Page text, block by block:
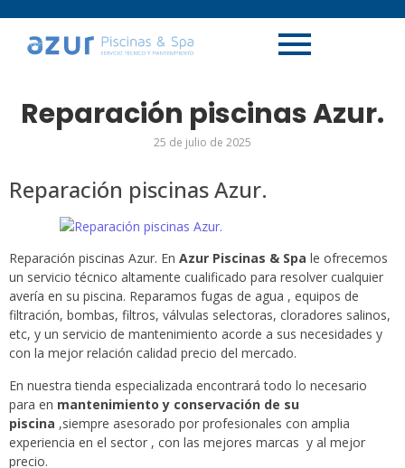
Reparación piscinas Azur.
25 de julio de 2025
Reparación piscinas Azur.
Reparación piscinas Azur. En Azur Piscinas & Spa le ofrecemos
un servicio técnico altamente cualificado para resolver cualquier
avería en su piscina. Reparamos fugas de agua , equipos de
filtración, bombas, filtros, válvulas selectoras, cloradores salinos,
etc, y un servicio de mantenimiento acorde a sus necesidades y
con la mejor relación calidad precio del mercado.
En nuestra tienda especializada encontrará todo lo necesario
para en mantenimiento y conservación de su
piscina ,siempre asesorado por profesionales con amplia
experiencia en el sector , con las mejores marcas y al mejor
precio.